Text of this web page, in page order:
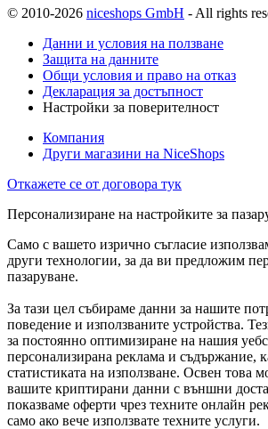
© 2010-2026 niceshops GmbH - All rights
Данни и условия на ползване
Защита на данните
Общи условия и право на отказ
Декларация за достъпност
Настройки за поверителност
Компания
Други магазини на NiceShops
Откажете се от договора тук
Персонализиране на настройките за
Само с вашето изрично съгласие
други технологии, за да ви предложим
пазаруване.
За тази цел събираме данни за нашите
поведение и използваните устройства.
за постоянно оптимизиране на нашия
персонализирана реклама и съдържание,
статистиката на използване. Освен това
вашите криптирани данни с външни
показваме оферти чрез техните онлайн
само ако вече използвате техните услуги.